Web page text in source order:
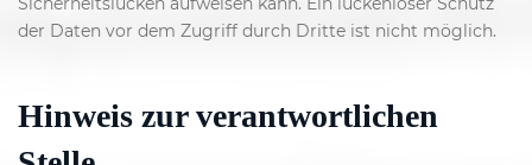
der Daten vor dem Zugriff durch Dritte ist nicht möglich.
Hinweis zur verantwortlichen